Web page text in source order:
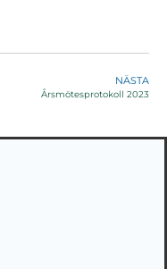
NÄSTA
Årsmötesprotokoll 2023